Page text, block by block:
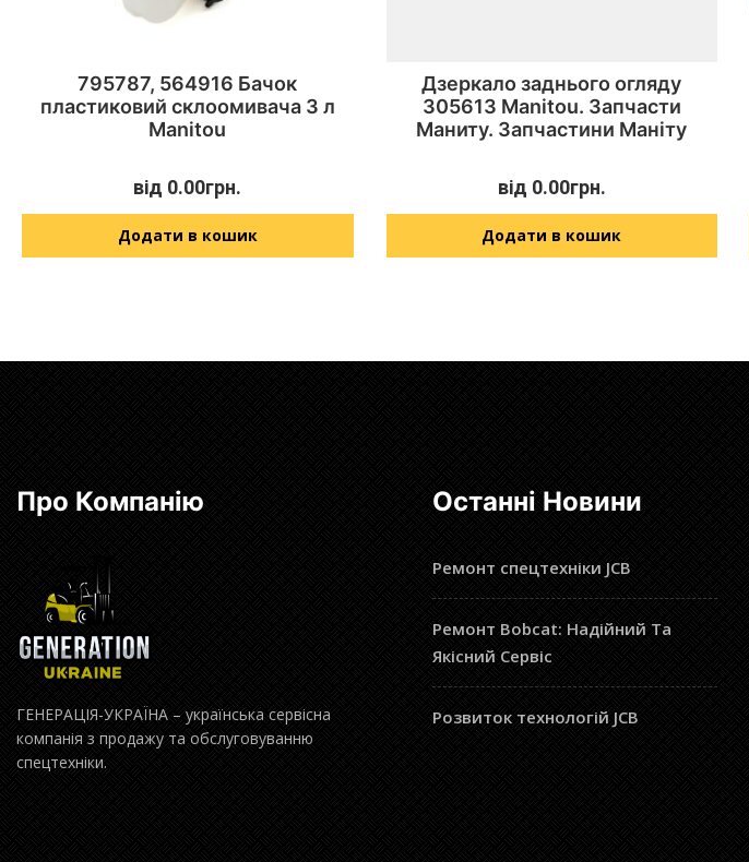
795787, 564916 Бачок
пластиковий склоомивача 3 л
Manitou
від 0.00грн.
Додати в кошик
Дзеркало заднього огляду
305613 Manitou. Запчасти
Маниту. Запчастини Маніту
від 0.00грн.
Додати в кошик
Про Компанію
ГЕНЕРАЦІЯ-УКРАЇНА – українська сервісна
компанія з продажу та обслуговуванню
спецтехніки.
Останні Новини
Ремонт спецтехніки JCB
Ремонт Bobcat: Надійний Та
Якісний Сервіс
Розвиток технологій JCB